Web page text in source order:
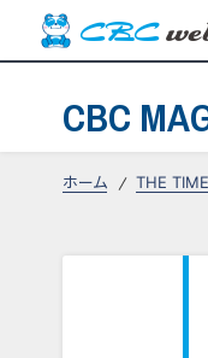
CBC
ホーム THE